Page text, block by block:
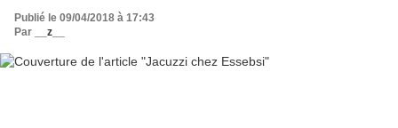
Publié le 09/04/2018 à 17:43
Par
__z__